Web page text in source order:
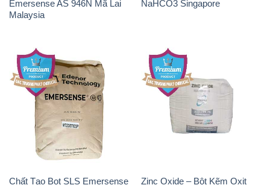
Emersense AS 946N Mã Lai
Malaysia
NaHCO3 Singapore
Chất Tạo Bọt SLS Emersense
Zinc Oxide – Bột Kẽm Oxit